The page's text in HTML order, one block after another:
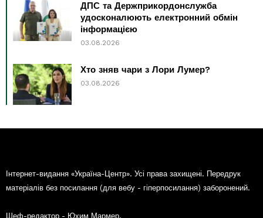
ДПС та Держприкордонслужба
удосконалюють електронний обмін
інформацією
03.08.2026
Хто зняв чари з Лори Лумер?
03.08.2026
Інтернет-видання «Україна-Центр». Усі права захищені. Передрук
матеріалів без посилання (для вебу - гіперпосилання) заборонений.
Шеф-редактор - Юхим Мармер.